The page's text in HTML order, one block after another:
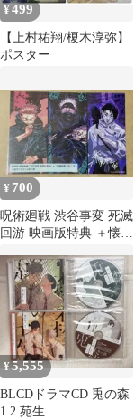
¥499
【上村祐翔/榎木淳弥】
ポスター
¥ 700
呪術廻戦 渋谷事変 死滅
回游 映画版特典 ＋懐玉
¥5,555
BLCDドラマCD 兎の森
1.2 苑生